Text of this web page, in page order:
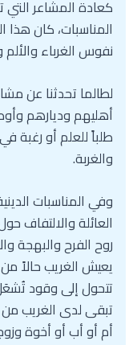
كعادة المشاعر
المناسبات، كان هذا
نفوس الغرباء
لطالما تحدثنا عن
أهليهم وديارهم
طلباً للعلم أو رغبة
والغربة.
وفي المناسبات
العائلة
روح الفرح والبهجة
يعيش الغريب حالاً
تتحول إلى وقود تُشعَل
تبقى لدى الغريب
أم أو أب أو أخوة